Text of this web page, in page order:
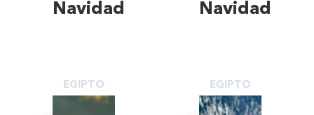
Navidad
Navidad
EGIPTO EGIPTO